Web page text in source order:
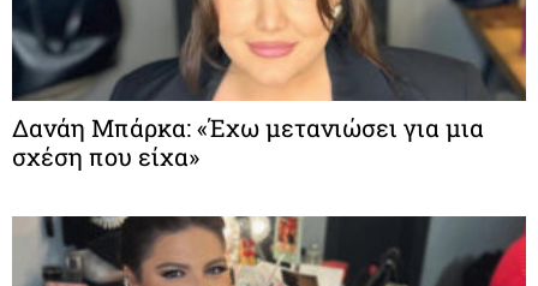
Δανάη Μπάρκα: «Έχω μετανιώσει για μια
σχέση που είχα»